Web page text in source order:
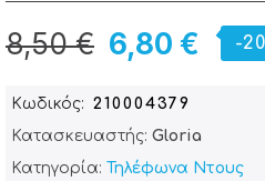
6,80 €
8,50 € -
Κωδικός
210004379
Κατασκευαστής: Gloria
Κατηγορία: Τηλέφωνα Ντους